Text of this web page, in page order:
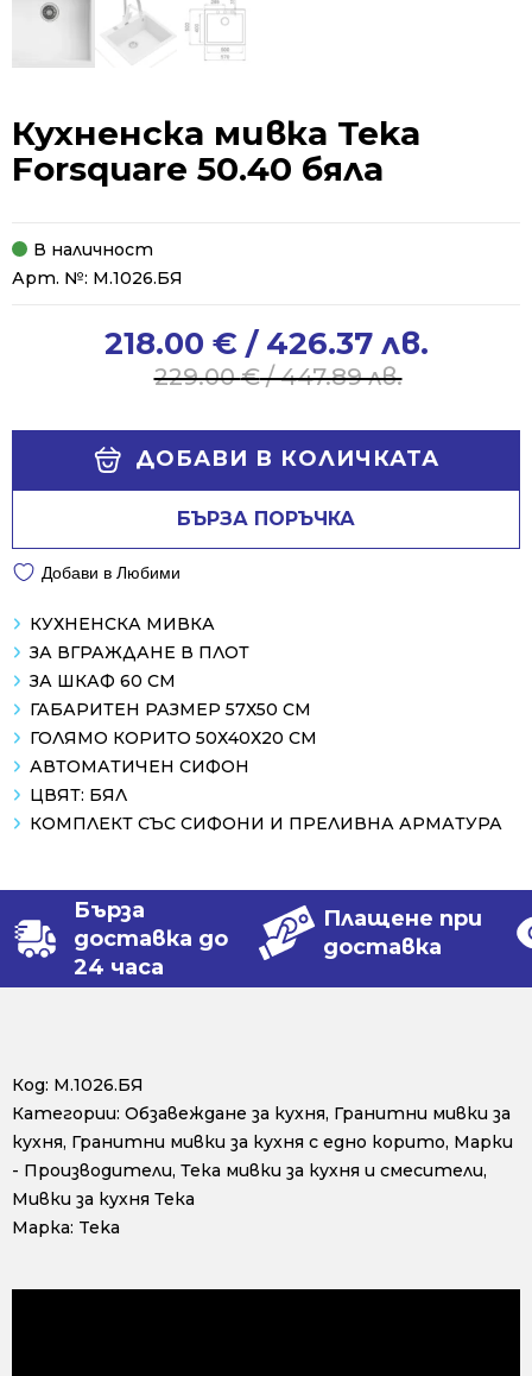
Кухненска мивка Teka
Forsquare 50.40 бяла
В наличност
Арт. №: М.1026.БЯ
229.00€/ 447.89 лв.
229.00 €
218.00 € / 426.37 лв.
218.00 €
ДОБАВИ В КОЛИЧКАТА
БЪРЗА ПОРЪЧКА
Добави в Любими
КУХНЕНСКА МИВКА
ЗА ВГРАЖДАНЕ В ПЛОТ
ЗА ШКАФ 60 СМ
ГАБАРИТЕН РАЗМЕР 57Х50 СМ
ГОЛЯМО КОРИТО 50Х40Х20 СМ
АВТОМАТИЧЕН СИФОН
ЦВЯТ: БЯЛ
КОМПЛЕКТ СЪС СИФОНИ И ПРЕЛИВНА АРМАТУРА
Бърза
доставка до
24 часа
Плащене при
доставка
Код: М.1026.БЯ
Категории: Обзавеждане за кухня, Гранитни мивки за
кухня, Гранитни мивки за кухня с едно корито, Марки
- Производители, Тека мивки за кухня и смесители,
Мивки за кухня Тека
Марка: Teka